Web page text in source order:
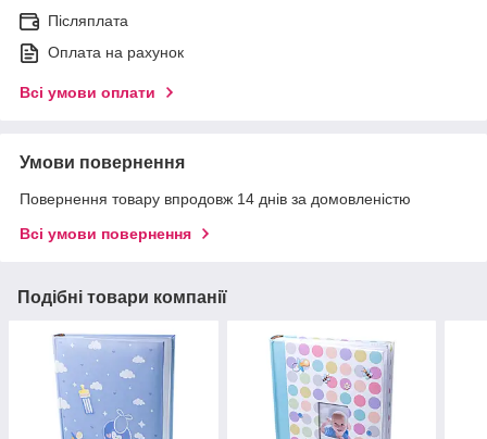
Післяплата
Оплата на рахунок
Всі умови оплати
Умови повернення
Повернення товару впродовж 14 днів за домовленістю
Всі умови повернення
Подібні товари компанії